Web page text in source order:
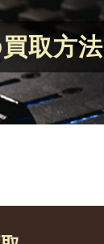
取方法